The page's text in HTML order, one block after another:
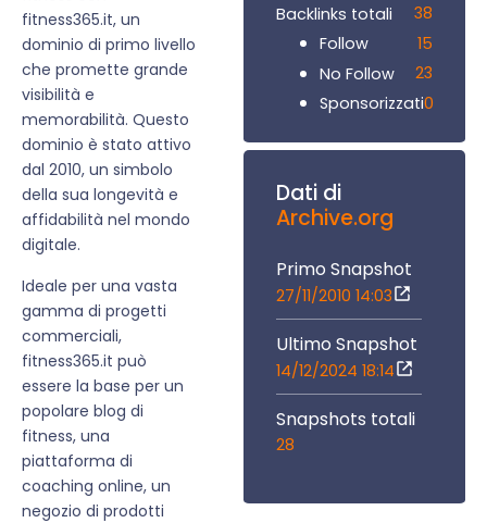
fitness365.it, un
dominio di primo livello
che promette grande
visibilità e
memorabilità. Questo
dominio è stato attivo
dal 2010, un simbolo
della sua longevità e
affidabilità nel mondo
digitale.
Ideale per una vasta
gamma di progetti
commerciali,
fitness365.it può
essere la base per un
popolare blog di
fitness, una
piattaforma di
coaching online, un
negozio di prodotti
Backlinks totali
38
Follow
15
No Follow
23
Sponsorizzati0
Dati di
Archive.org
Primo Snapshot
27/11/2010 14:03
Ultimo Snapshot
14/12/2024 18:14
Snapshots totali
28